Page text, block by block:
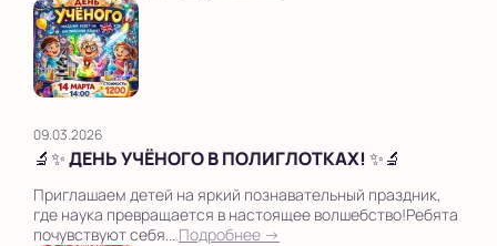
09.03.2026
🔬✨ ДЕНЬ УЧЁНОГО В ПОЛИГЛОТКАХ! ✨🔬
Приглашаем детей на яркий познавательный праздник,
где наука превращается в настоящее волшебство!Ребята
почувствуют себя... Подробнее →